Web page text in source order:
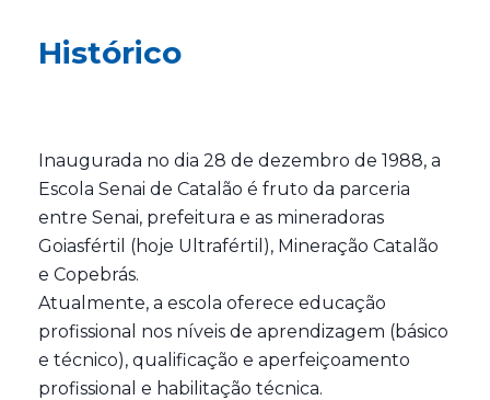
Histórico
Inaugurada no dia 28 de dezembro de 1988, a
Escola Senai de Catalão é fruto da parceria
entre Senai, prefeitura e as mineradoras
Goiasfértil (hoje Ultrafértil), Mineração Catalão
e Copebrás.
Atualmente, a escola oferece educação
profissional nos níveis de aprendizagem (básico
e técnico), qualificação e aperfeiçoamento
profissional e habilitação técnica.